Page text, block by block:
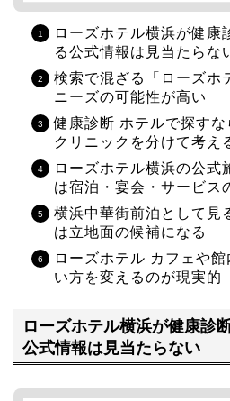
ローズホテル横浜が健康
る公式情報は見当たらな
検索で混ざる「ローズホ
ニーズの可能性が高い
健康診断 ホテルで探す
クリニックを分けて考え
ローズホテル横浜の公式
は宿泊・宴会・サービス
横浜中華街前泊として見
は立地面の候補になる
ローズホテル カフェや
い方を変えるのが現実的
ローズホテル横浜が健康診
公式情報は見当たらない